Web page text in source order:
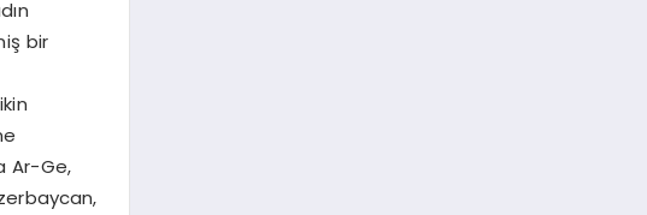
bir
Ar-Ge,